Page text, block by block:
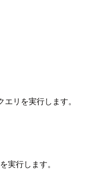
リを実行します。
行します。